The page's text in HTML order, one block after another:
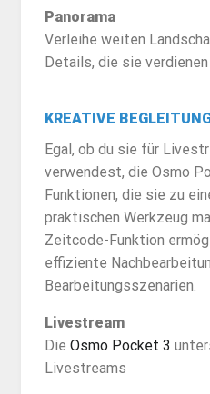
Panorama
Verleihe weiten
Details, die sie verdienen
KREATIVE
Egal, ob du sie für
verwendest, die Osmo
Funktionen, die sie zu
praktischen Werkzeug
Zeitcode-Funktion
effiziente
Bearbeitungsszenarien.
Livestream
Die Osmo Pocket 3
Livestreams